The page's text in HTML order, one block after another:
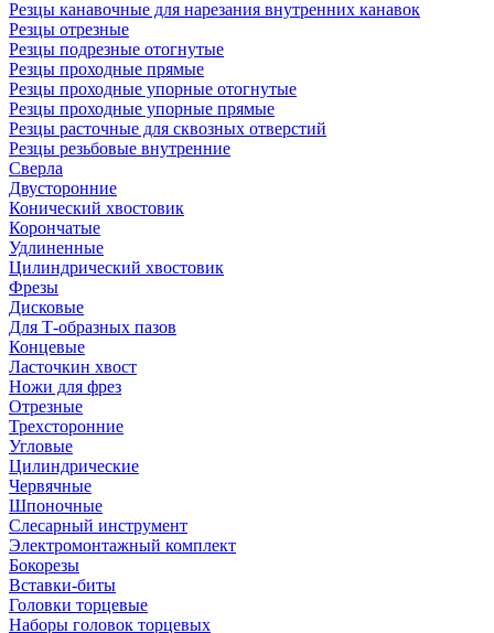
Резцы канавочные для нарезания внутренних канавок
Резцы отрезные
Резцы подрезные отогнутые
Резцы проходные прямые
Резцы проходные упорные отогнутые
Резцы проходные упорные прямые
Резцы расточные для сквозных отверстий
Резцы резьбовые внутренние
Сверла
Двусторонние
Конический хвостовик
Корончатые
Удлиненные
Цилиндрический хвостовик
Фрезы
Дисковые
Для Т-образных пазов
Концевые
Ласточкин хвост
Ножи для фрез
Отрезные
Трехсторонние
Угловые
Цилиндрические
Червячные
Шпоночные
Слесарный инструмент
Электромонтажный комплект
Бокорезы
Вставки-биты
Головки торцевые
Наборы головок торцевых